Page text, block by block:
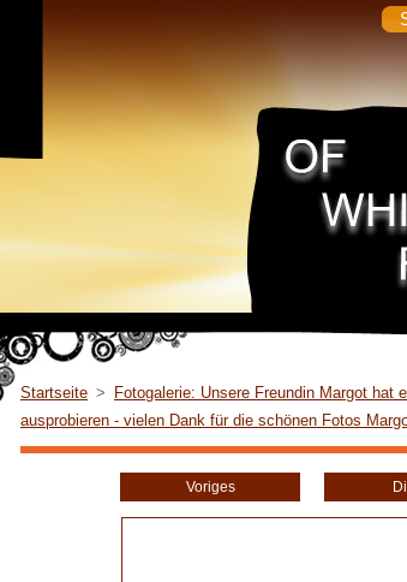
Startseite >
Fotogalerie: Unsere Freundin Margot hat
ausprobieren - vielen Dank für die schönen Fotos
Voriges